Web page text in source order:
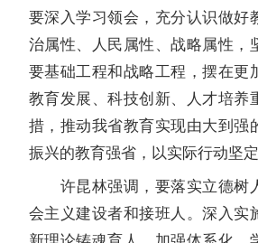
要深入学习领会，充分认识做好
治属性、人民属性、战略属性，
要基础工程和战略工程，摆在更
教育发展、科技创新、人才培养
措，推动我省教育实现由大到强
振兴的教育强省，以实际行动坚
许昆林强调，要落实立德树
会主义建设者和接班人。深入实